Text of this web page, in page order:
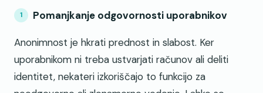
Pomanjkanje odgovornosti uporabnikov
Anonimnost je hkrati prednost in slabost. Ker
uporabnikom ni treba ustvarjati računov ali deliti
identitet, nekateri izkoriščajo to funkcijo za